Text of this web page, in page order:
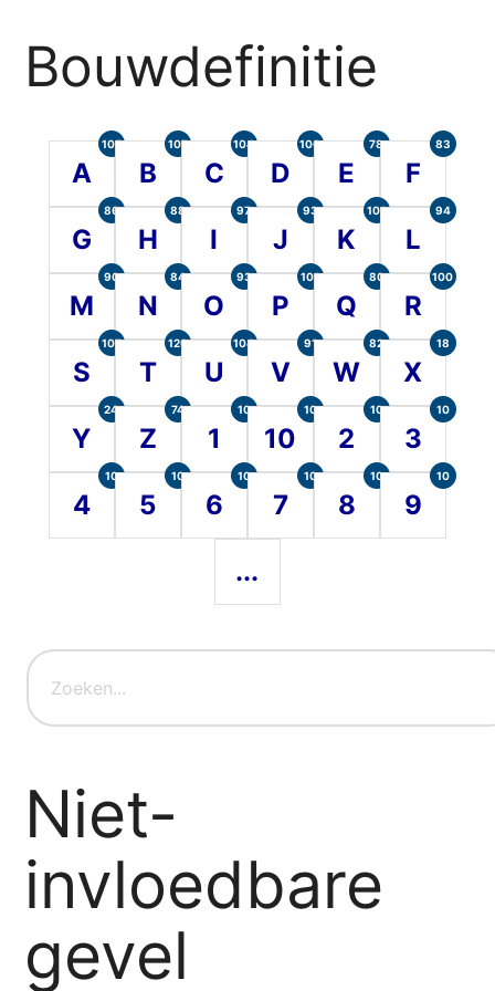
Bouwdefinitie
A
105
B
107
C
104
D
100
E
78
F
83
G
86
H
88
I
97
J
93
K
101
L
94
M
90
N
84
O
93
P
101
Q
80
R
100
S
107
T
120
U
104
V
91
W
82
X
18
Y
24
Z
74
1
10
10
10
2
10
3
10
4
10
5
10
6
10
7
10
8
10
9
10
...
Niet-
invloedbare
gevel